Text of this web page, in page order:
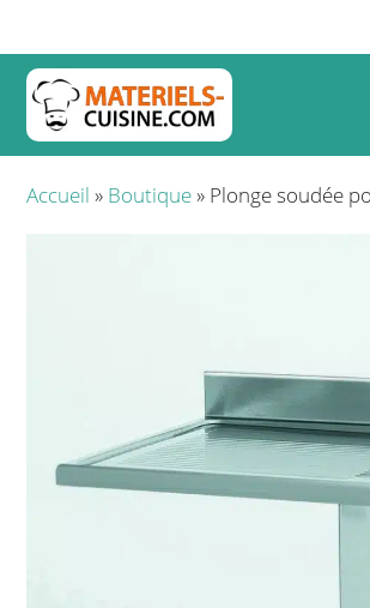
contenu
Accueil » Boutique» Plonge soudée